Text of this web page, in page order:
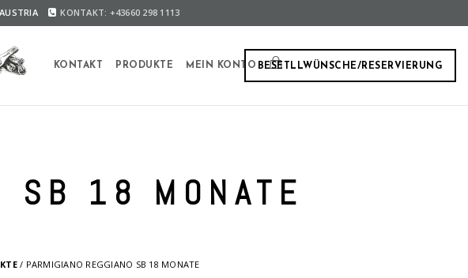
KONTAKT: +43660 298 1113
BESETLLWÜNSCHE/RESERVIERUNG
KONTAKT PRODUKTE MEIN KONTO
SB 18 MONATE
/ PARMIGIANO REGGIANO SB 18 MONATE